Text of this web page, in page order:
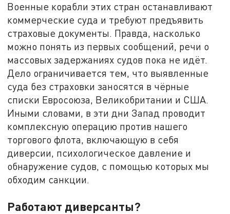
Военные корабли этих стран останавливают
коммерческие суда и требуют предъявить
страховые документы. Правда, насколько
можно понять из первых сообщений, речи о
массовых задержаниях судов пока не идёт.
Дело ограничивается тем, что выявленные
суда без страховки заносятся в чёрные
списки Евросоюза, Великобритании и США.
Иными словами, в эти дни Запад проводит
комплексную операцию против нашего
торгового флота, включающую в себя
диверсии, психологическое давление и
обнаружение судов, с помощью которых мы
обходим санкции.
Работают диверсанты?